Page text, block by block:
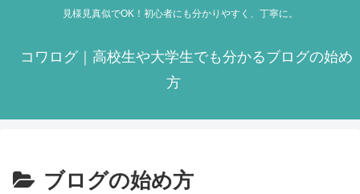
見様見真似でOK！初心者にも分かりやすく、丁寧に。
コワログ｜高校生や大学生でも分かるブログの始め
方
ブログの始め方